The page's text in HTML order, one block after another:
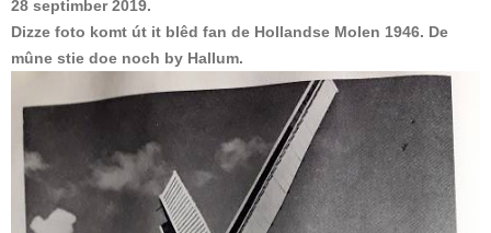
28 septimber 2019.
Dizze foto komt út it blêd fan de Hollandse Molen 1946. De
mûne stie doe noch by Hallum.